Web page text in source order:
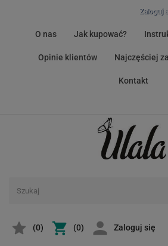
Zaloguj
O nas Jak kupować?
Opinie klientów Najczęściej
Kontakt
(0) (0) Zaloguj się